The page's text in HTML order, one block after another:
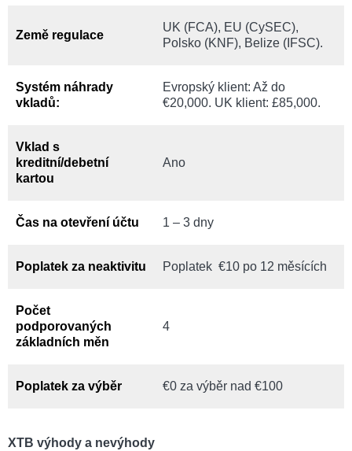
Země regulace
UK (FCA), EU (CySEC),
Polsko (KNF), Belize (IFSC).
Systém náhrady
vkladů:
Evropský klient: Až do
€20,000. UK klient: £85,000.
Vklad s
kreditní/debetní
kartou
Ano
Čas na otevření účtu 1 – 3 dny
Poplatek za neaktivitu Poplatek €10 po 12 měsících
Počet
podporovaných
základních měn
4
Poplatek za výběr €0 za výběr nad €100
XTB výhody a nevýhody